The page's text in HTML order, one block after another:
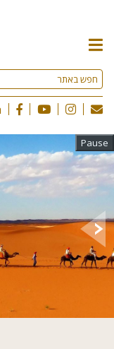
תפריט
האתר
Pause
יש את